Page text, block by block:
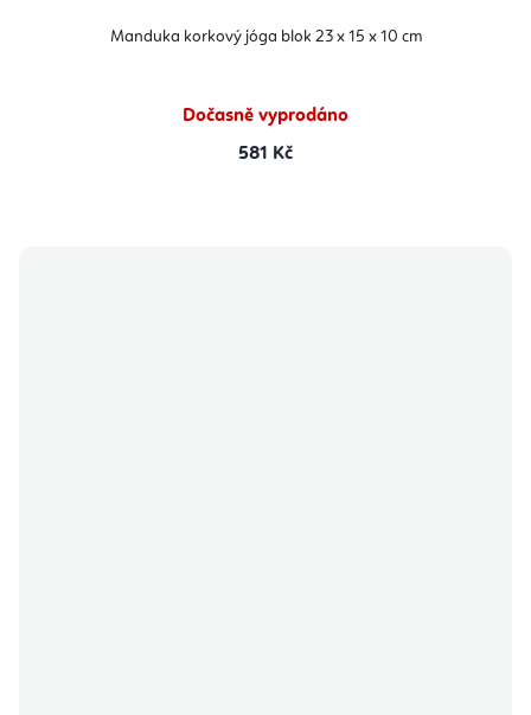
Manduka korkový jóga blok 23 x 15 x 10 cm
Dočasně vyprodáno
581 Kč